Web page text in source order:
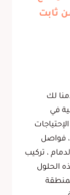
ثابت
لك
في
فواصل
، تركيب
الحلول